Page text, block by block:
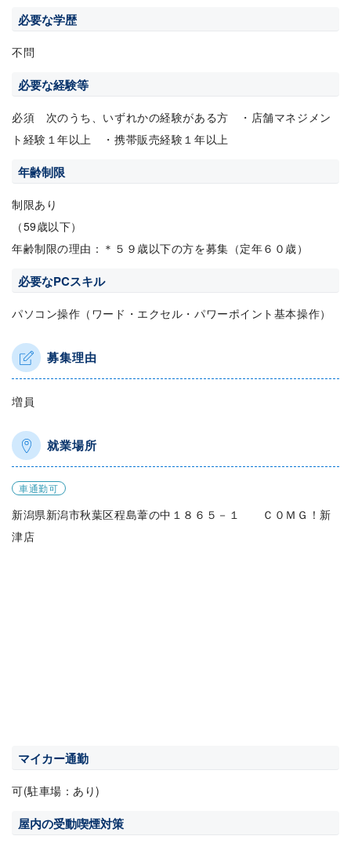
必要な学歴
不問
必要な経験等
必須 次のうち、いずれかの経験がある方 ・店舗マネジメン
ト経験１年以上 ・携帯販売経験１年以上
年齢制限
制限あり
（59歳以下）
年齢制限の理由：＊５９歳以下の方を募集（定年６０歳）
必要なPCスキル
パソコン操作（ワード・エクセル・パワーポイント基本操作）
募集理由
増員
就業場所
車通勤可
新潟県新潟市秋葉区程島葦の中１８６５－１ Ｃ０ＭＧ！新
津店
マイカー通勤
可(駐車場：あり)
屋内の受動喫煙対策